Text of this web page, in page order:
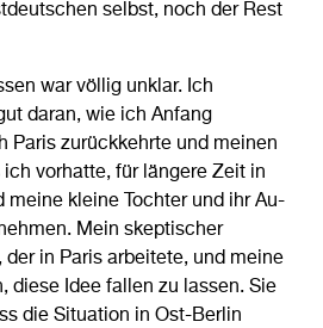
selbst, noch der Rest
war völlig unklar. Ich
daran, wie ich Anfang
Paris zurückkehrte und meinen
vorhatte, für längere Zeit in
meine kleine Tochter und ihr Au-
Mein skeptischer
in Paris arbeitete, und meine
diese Idee fallen zu lassen. Sie
die Situation in Ost-Berlin